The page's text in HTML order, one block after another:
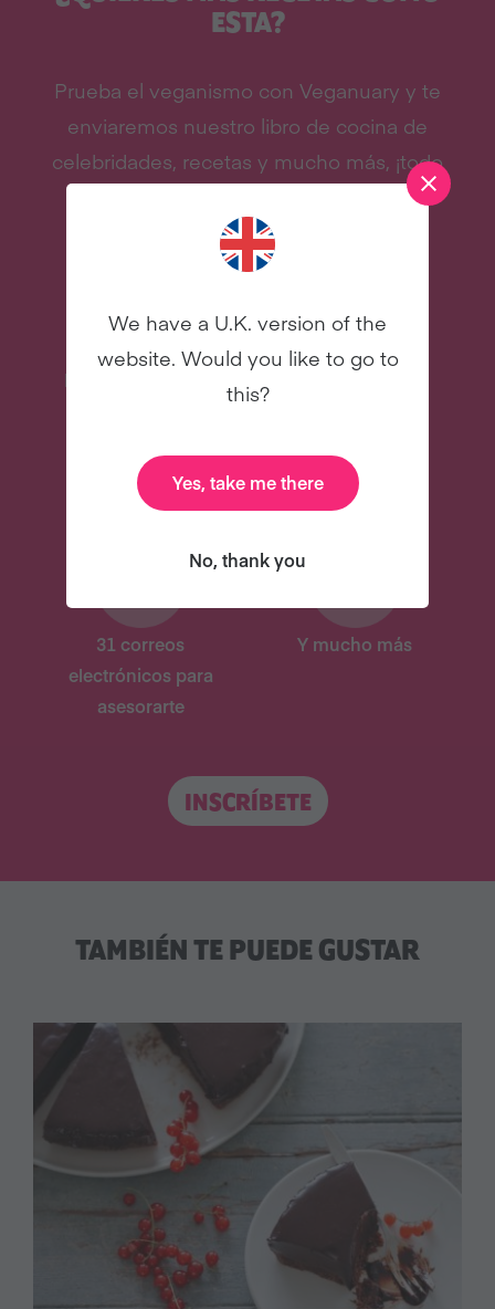
ESTA?
Prueba el veganismo con Veganuary y te
enviaremos nuestro libro de cocina de
celebridades, recetas y mucho más, ¡todo
Recetas deliciosas
NUEVO
NUEVO
31 correos
electrónicos para
asesorarte
Y mucho más
INSCRÍBETE
TAMBIÉN TE PUEDE GUSTAR
We have a U.K. version of the
website. Would you like to go to
this?
Yes, take me there
No, thank you